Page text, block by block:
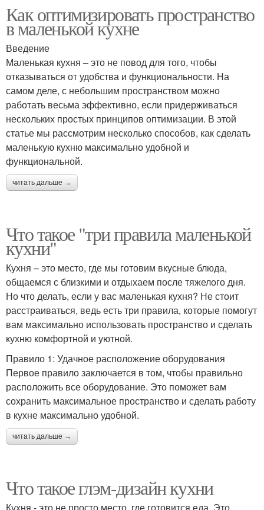
Как оптимизировать пространство
в маленькой кухне
Введение
Маленькая кухня – это не повод для того, чтобы
отказываться от удобства и функциональности. На
самом деле, с небольшим пространством можно
работать весьма эффективно, если придерживаться
нескольких простых принципов оптимизации. В этой
статье мы рассмотрим несколько способов, как сделать
маленькую кухню максимально удобной и
функциональной.
читать дальше →
Что такое "три правила маленькой
кухни"
Кухня – это место, где мы готовим вкусные блюда,
общаемся с близкими и отдыхаем после тяжелого дня.
Но что делать, если у вас маленькая кухня? Не стоит
расстраиваться, ведь есть три правила, которые помогут
вам максимально использовать пространство и сделать
кухню комфортной и уютной.
Правило 1: Удачное расположение оборудования
Первое правило заключается в том, чтобы правильно
расположить все оборудование. Это поможет вам
сохранить максимальное пространство и сделать работу
в кухне максимально удобной.
читать дальше →
Что такое глэм-дизайн кухни